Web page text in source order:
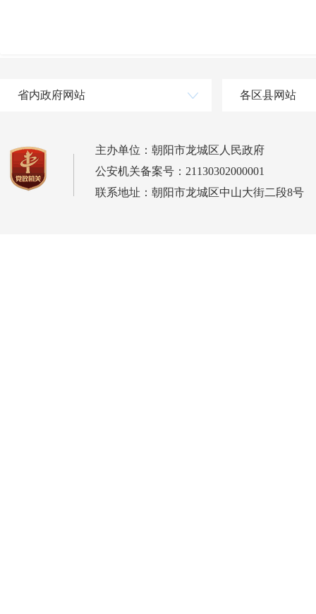
省内政府网站 各区县网站
主办单位：朝阳市龙城区人民政府
公安机关备案号：21130302000001
联系地址：朝阳市龙城区中山大街二段8号